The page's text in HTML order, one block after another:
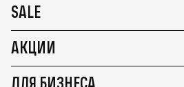
SALE
АКЦИИ
ДЛЯ БИЗНЕСА